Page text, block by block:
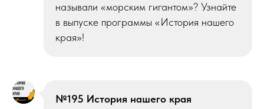
называли «морским гигантом»? Узнайте
в выпуске программы «История нашего
края»!
№195 История нашего края